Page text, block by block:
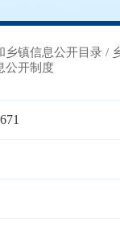
乡镇信息公开目录 /
公开制度